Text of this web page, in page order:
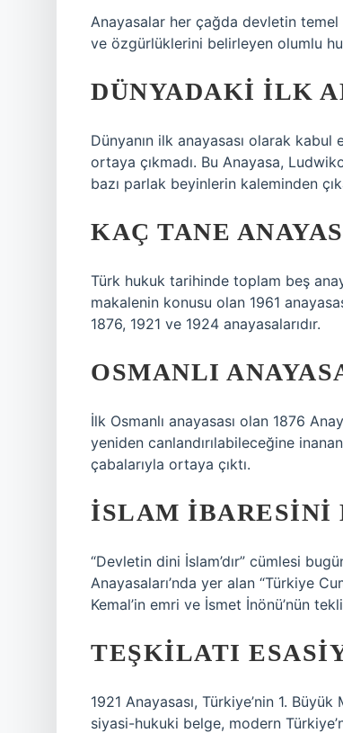
Anayasalar her çağda devletin temel
ve özgürlüklerini belirleyen olumlu
DÜNYADAKI ILK
Dünyanın ilk anayasası olarak
ortaya çıkmadı. Bu Anayasa,
bazı parlak beyinlerin kaleminden
KAÇ TANE
Türk hukuk tarihinde toplam beş
makalenin konusu olan 1961
1876, 1921 ve 1924 anayasalarıdır.
OSMANLI
İlk Osmanlı anayasası olan 1876
yeniden canlandırılabileceğine
çabalarıyla ortaya çıktı.
İSLAM
“Devletin dini İslam’dır” cümlesi
Anayasaları’nda yer alan “Türkiye
Kemal’in emri ve İsmet İnönü’nün
TEŞKILATI
1921 Anayasası, Türkiye’nin 1.
siyasi-hukuki belge, modern